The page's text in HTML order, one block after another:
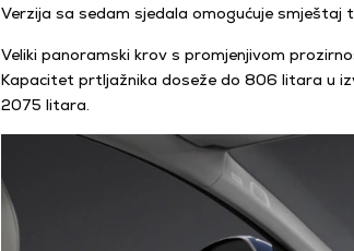
Verzija sa sedam sjedala omogućuje smještaj
Veliki panoramski krov s promjenjivom
Kapacitet prtljažnika doseže do 806 litara u
2075 litara.